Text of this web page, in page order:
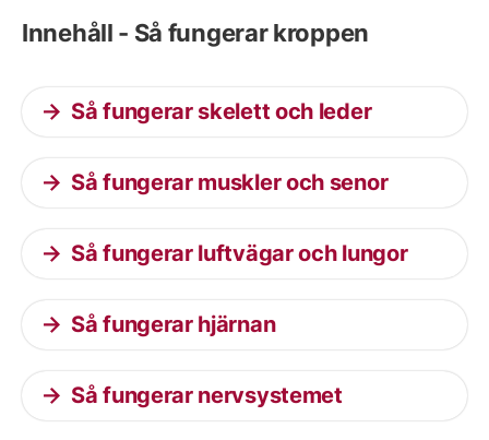
Innehåll - Så fungerar kroppen
Så fungerar skelett och leder
Så fungerar muskler och senor
Så fungerar luftvägar och lungor
Så fungerar hjärnan
Så fungerar nervsystemet